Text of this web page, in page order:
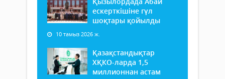
ескерткішіне гүл
шоқтары қойылды
10 тамыз 2026 ж.
Қазақстандықтар
ХҚКО-ларда 1,5
миллионнан астам